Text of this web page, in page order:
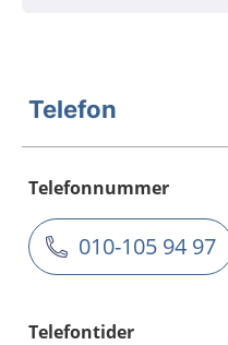
Telefon
Telefonnummer
010-105 94 97
Telefontider